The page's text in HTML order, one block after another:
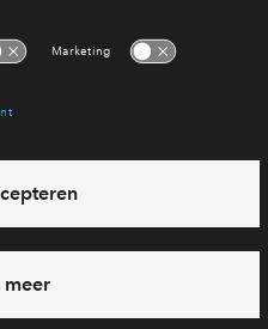
65
(behalve tijdens